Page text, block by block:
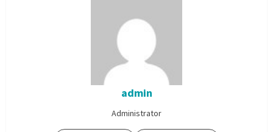
admin
Administrator